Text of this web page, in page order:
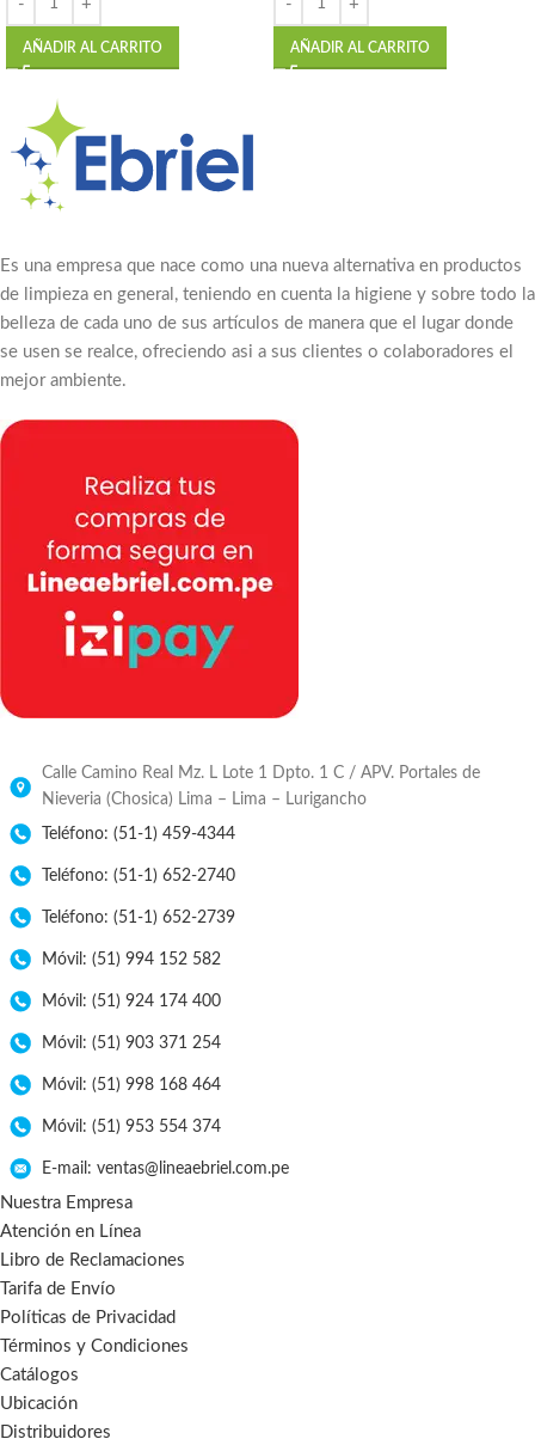
AÑADIR AL CARRITO AÑADIR AL CARRITO
Es una empresa que nace como una nueva alternativa en productos
de limpieza en general, teniendo en cuenta la higiene y sobre todo la
belleza de cada uno de sus artículos de manera que el lugar donde
se usen se realce, ofreciendo asi a sus clientes o colaboradores el
mejor ambiente.
Calle Camino Real Mz. L Lote 1 Dpto. 1 C / APV. Portales de
Nieveria (Chosica) Lima – Lima – Lurigancho
Teléfono: (51-1) 459-4344
Teléfono: (51-1) 652-2740
Teléfono: (51-1) 652-2739
Móvil: (51) 994 152 582
Móvil: (51) 924 174 400
Móvil: (51) 903 371 254
Móvil: (51) 998 168 464
Móvil: (51) 953 554 374
E-mail: ventas@lineaebriel.com.pe
Nuestra Empresa
Atención en Línea
Libro de Reclamaciones
Tarifa de Envío
Políticas de Privacidad
Términos y Condiciones
Catálogos
Ubicación
Distribuidores